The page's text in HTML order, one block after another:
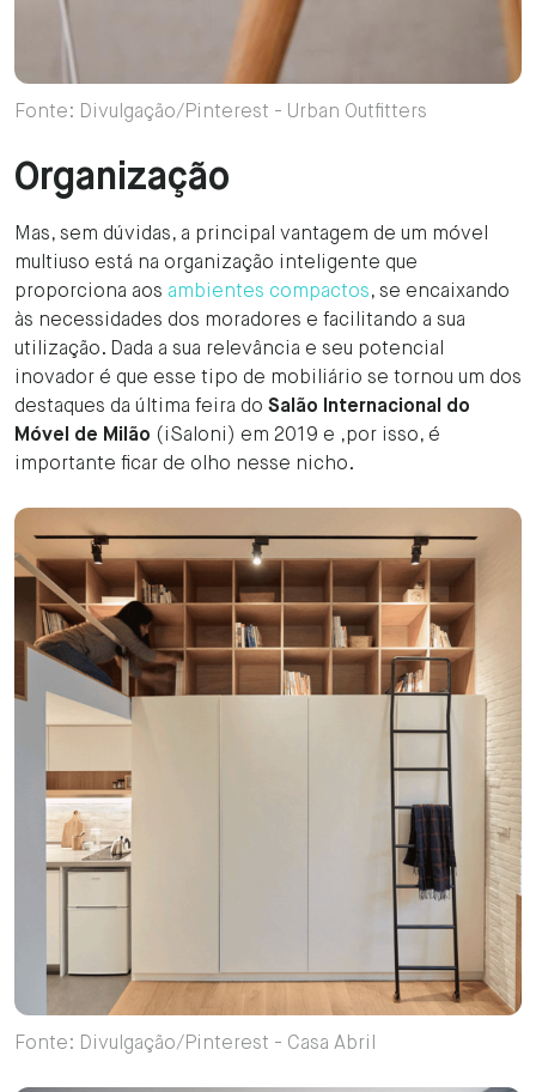
Fonte: Divulgação/Pinterest - Urban Outfitters
Organização
Mas, sem dúvidas, a principal vantagem de um móvel
multiuso está na organização inteligente que
proporciona aos ambientes compactos, se encaixando
às necessidades dos moradores e facilitando a sua
utilização. Dada a sua relevância e seu potencial
inovador é que esse tipo de mobiliário se tornou um dos
destaques da última feira do Salão Internacional do
Móvel de Milão (iSaloni) em 2019 e ,por isso, é
importante ficar de olho nesse nicho.
Fonte: Divulgação/Pinterest - Casa Abril